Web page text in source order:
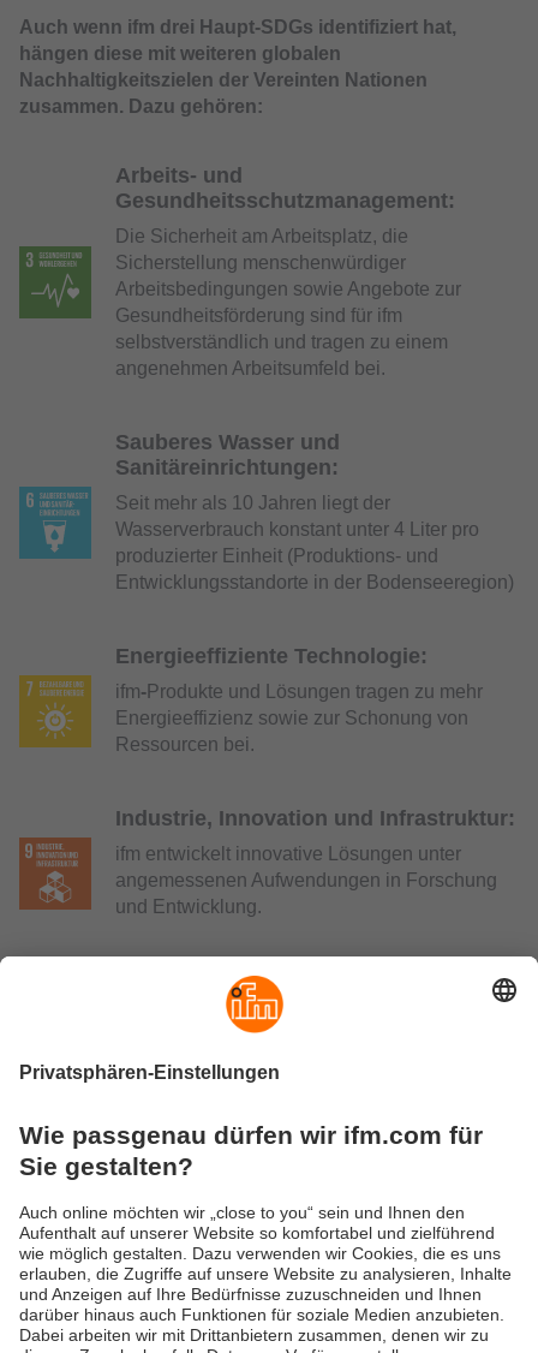
Auch wenn ifm drei Haupt-SDGs identifiziert hat,
hängen diese mit weiteren globalen
Nachhaltigkeitszielen der Vereinten Nationen
zusammen. Dazu gehören:
Arbeits- und
Gesundheitsschutzmanagement:
Die Sicherheit am Arbeitsplatz, die
Sicherstellung menschenwürdiger
Arbeitsbedingungen sowie Angebote zur
Gesundheitsförderung sind für ifm
selbstverständlich und tragen zu einem
angenehmen Arbeitsumfeld bei.
Sauberes Wasser und
Sanitäreinrichtungen:
Seit mehr als 10 Jahren liegt der
Wasserverbrauch konstant unter 4 Liter pro
produzierter Einheit (Produktions- und
Entwicklungsstandorte in der Bodenseeregion)
Energieeffiziente Technologie:
ifm-Produkte und Lösungen tragen zu mehr
Energieeffizienz sowie zur Schonung von
Ressourcen bei.
Industrie, Innovation und Infrastruktur:
ifm entwickelt innovative Lösungen unter
angemessenen Aufwendungen in Forschung
und Entwicklung.
Nachhaltige ifm-Produkte:
Unsere ressourcenschonenden,
Produktebieten hohe Qualität und
Produkten werden Nachhaltigkeitsaktivitäten in
allen Industriebereichen gefördert.
Versandkosten
Gewährleistung
AGB
Barrierefreiheit